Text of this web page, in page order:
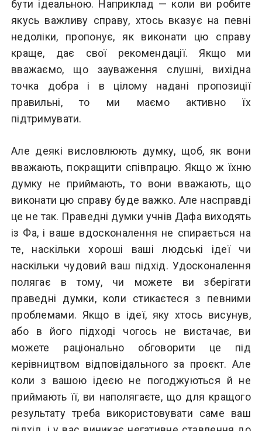
бути ідеальною. Наприклад — коли ви робите
якусь важливу справу, хтось вказує на певні
недоліки, пропонує, як виконати цю справу
краще, дає свої рекомендації. Якщо ми
вважаємо, що зауваження слушні, вихідна
точка добра і в цілому надані пропозиції
правильні, то ми маємо активно їх
підтримувати.
Але деякі висловлюють думку, щоб, як вони
вважають, покращити співпрацю. Якщо ж їхню
думку не приймають, то вони вважають, що
виконати цю справу буде важко. Але насправді
це не так. Праведні думки учнів Дафа виходять
із Фа, і ваше вдосконалення не спирається на
те, наскільки хороші ваші людські ідеї чи
наскільки чудовий ваш підхід. Удосконалення
полягає в тому, чи можете ви зберігати
праведні думки, коли стикаєтеся з певними
проблемами. Якщо в ідеї, яку хтось висунув,
або в його підході чогось не вистачає, ви
можете раціонально обговорити це під
керівництвом відповідального за проєкт. Але
коли з вашою ідеєю не погоджуються й не
приймають її, ви наполягаєте, що для кращого
результату треба використовувати саме ваш